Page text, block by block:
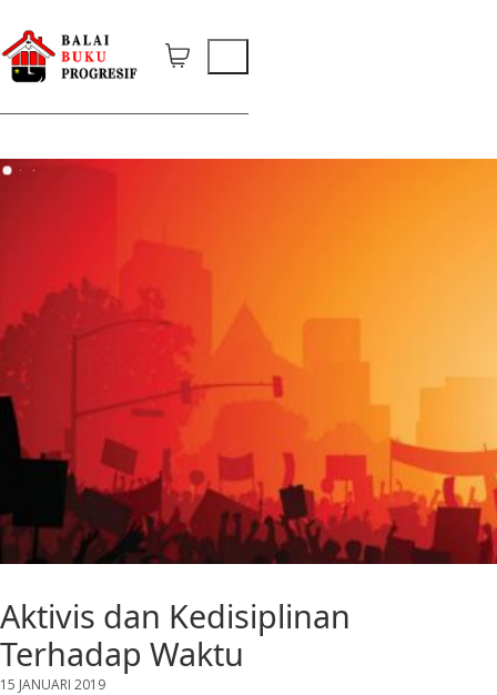
Aktivis dan Kedisiplinan
Terhadap Waktu
15 JANUARI 2019